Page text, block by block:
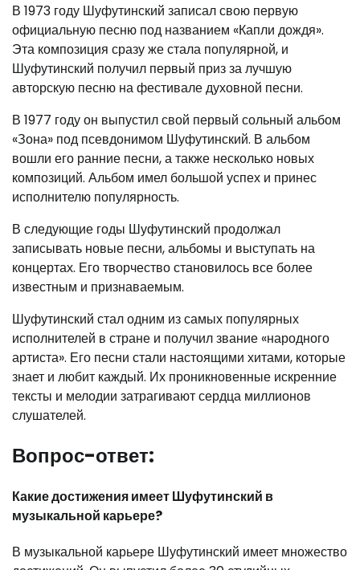
В 1973 году Шуфутинский записал свою первую
официальную песню под названием «Капли дождя».
Эта композиция сразу же стала популярной, и
Шуфутинский получил первый приз за лучшую
авторскую песню на фестивале духовной песни.
В 1977 году он выпустил свой первый сольный альбом
«Зона» под псевдонимом Шуфутинский. В альбом
вошли его ранние песни, а также несколько новых
композиций. Альбом имел большой успех и принес
исполнителю популярность.
В следующие годы Шуфутинский продолжал
записывать новые песни, альбомы и выступать на
концертах. Его творчество становилось все более
известным и признаваемым.
Шуфутинский стал одним из самых популярных
исполнителей в стране и получил звание «народного
артиста». Его песни стали настоящими хитами, которые
знает и любит каждый. Их проникновенные искренние
тексты и мелодии затрагивают сердца миллионов
слушателей.
Вопрос-ответ:
Какие достижения имеет Шуфутинский в
музыкальной карьере?
В музыкальной карьере Шуфутинский имеет множество